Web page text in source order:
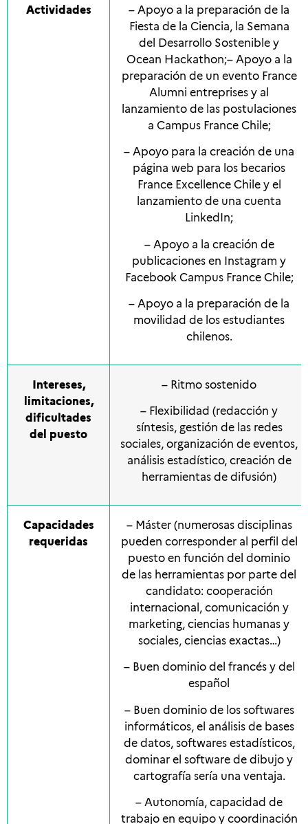
Actividades
– Apoyo a la preparación de la
Fiesta de la Ciencia, la Semana
del Desarrollo Sostenible y
Ocean Hackathon;– Apoyo a la
preparación de un evento France
Alumni entreprises y al
lanzamiento de las postulaciones
a Campus France Chile;
– Apoyo para la creación de una
página web para los becarios
France Excellence Chile y el
lanzamiento de una cuenta
LinkedIn;
– Apoyo a la creación de
publicaciones en Instagram y
Facebook Campus France Chile;
– Apoyo a la preparación de la
movilidad de los estudiantes
chilenos.
Intereses,
limitaciones,
dificultades
del puesto
– Ritmo sostenido
– Flexibilidad (redacción y
síntesis, gestión de las redes
sociales, organización de eventos,
análisis estadístico, creación de
herramientas de difusión)
Capacidades
requeridas
– Máster (numerosas disciplinas
pueden corresponder al perfil del
puesto en función del dominio
de las herramientas por parte del
candidato: cooperación
internacional, comunicación y
marketing, ciencias humanas y
sociales, ciencias exactas…)
– Buen dominio del francés y del
español
– Buen dominio de los softwares
informáticos, el análisis de bases
de datos, softwares estadísticos,
dominar el software de dibujo y
cartografía sería una ventaja.
– Autonomía, capacidad de
trabajo en equipo y coordinación